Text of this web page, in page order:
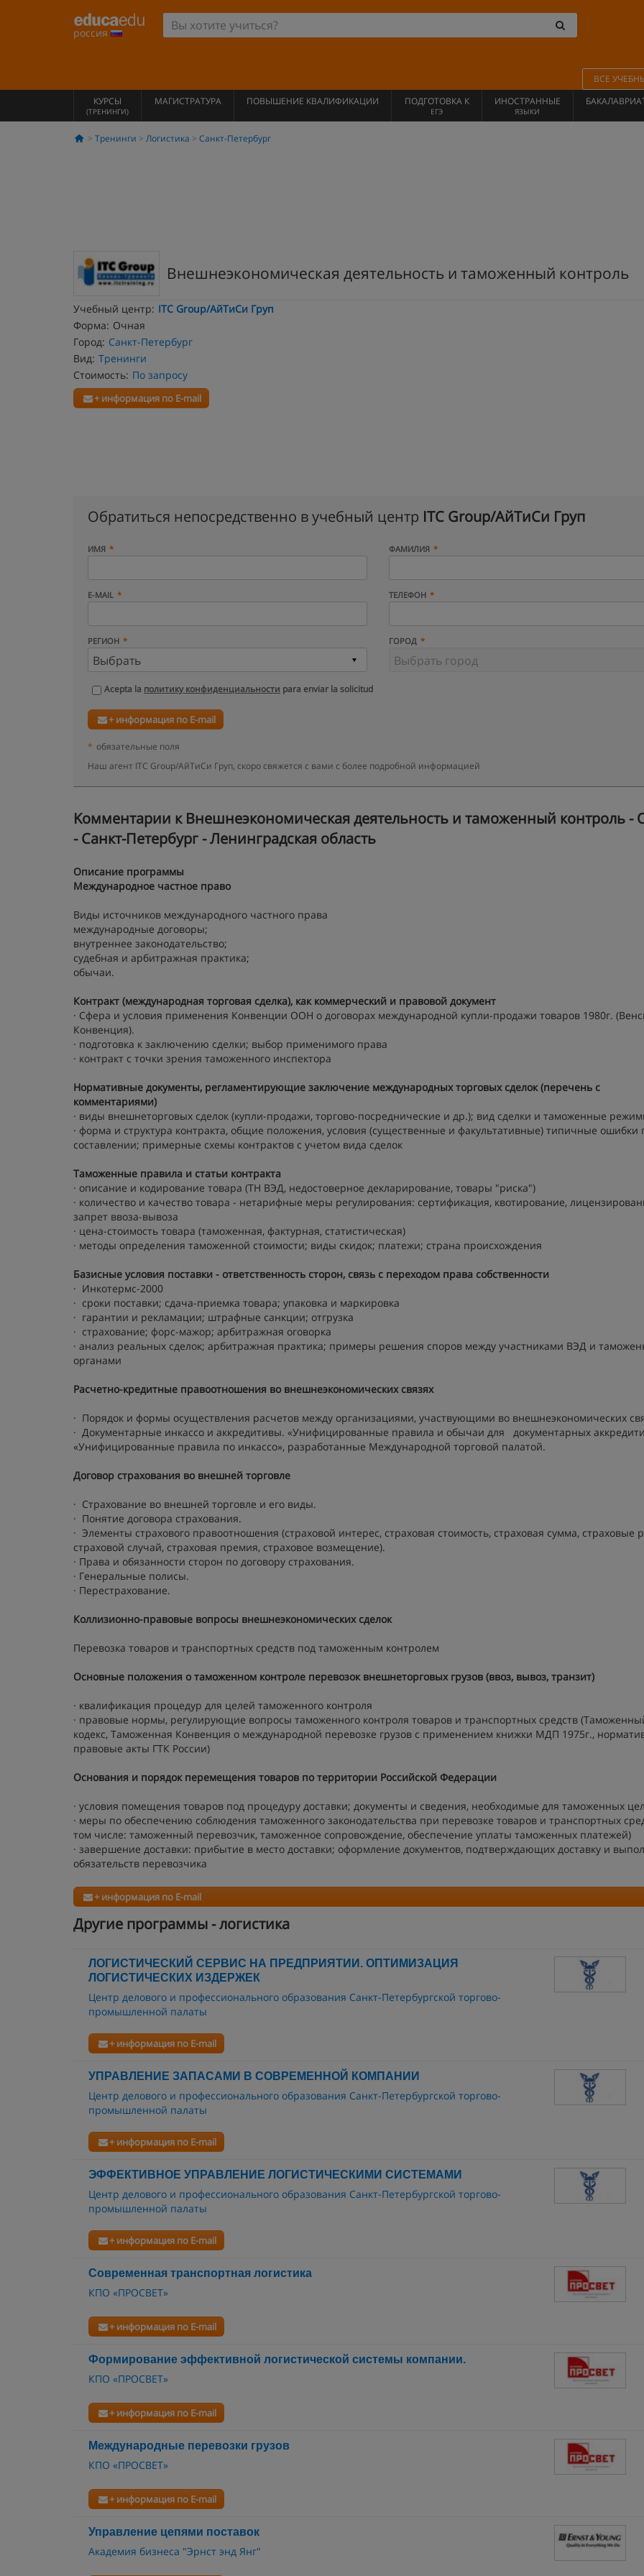
россия
ВСЕ
КУРСЫ
(ТРЕНИНГИ)
МАГИСТРАТУРА ПОВЫШЕНИЕ КВАЛИФИКАЦИИ ПОДГОТОВКА К
ЕГЭ
ИНОСТРАННЫЕ
ЯЗЫКИ
Тренинги Логистика Санкт-Петербург
Внешнеэкономическая деятельность и таможенный контроль
Учебный центр: ITC Group/АйТиСи Груп
Форма: Очная
Город: Санкт-Петербург
Вид: Тренинги
Стоимость: По запросу
+ информация по E-mail
Обратиться непосредственно в учебный центр ITC Group/АйТиСи Груп
ИМЯ ФАМИЛИЯ
E-MAIL ТЕЛЕФОН
РЕГИОН ГОРОД
Acepta la политику конфиденциальности para enviar la solicitud
+ информация по E-mail
* обязательные поля
Наш агент ITC Group/АйТиСи Груп, скоро свяжется с вами с более подробной информацией
Kомментарии к Внешнеэкономическая деятельность и таможенный контроль -
- Санкт-Петербург - Ленинградская область
Описание программы
Международное частное право
Виды источников международного частного права
международные договоры;
внутреннее законодательство;
судебная и арбитражная практика;
обычаи.
Контракт (международная торговая сделка), как коммерческий и правовой документ
· Сфера и условия применения Конвенции ООН о договорах международной купли-продажи товаров 1980г.
Конвенция).
· подготовка к заключению сделки; выбор применимого права
· контракт с точки зрения таможенного инспектора
Нормативные документы, регламентирующие заключение международных торговых сделок (перечень с
комментариями)
· виды внешнеторговых сделок (купли-продажи, торгово-посреднические и др.); вид сделки и таможенные
· форма и структура контракта, общие положения, условия (существенные и факультативные) типичные ошибки
составлении; примерные схемы контрактов с учетом вида сделок
Таможенные правила и статьи контракта
· описание и кодирование товара (ТН ВЭД, недостоверное декларирование, товары "риска")
· количество и качество товара - нетарифные меры регулирования: сертификация, квотирование,
запрет ввоза-вывоза
· цена-стоимость товара (таможенная, фактурная, статистическая)
· методы определения таможенной стоимости; виды скидок; платежи; страна происхождения
Базисные условия поставки - ответственность сторон, связь с переходом права собственности
· Инкотермс-2000
· сроки поставки; сдача-приемка товара; упаковка и маркировка
· гарантии и рекламации; штрафные санкции; отгрузка
· страхование; форс-мажор; арбитражная оговорка
· анализ реальных сделок; арбитражная практика; примеры решения споров между участниками ВЭД и
органами
Расчетно-кредитные правоотношения во внешнеэкономических связях
· Порядок и формы осуществления расчетов между организациями, участвующими во внешнеэкономических
· Документарные инкассо и аккредитивы. «Унифицированные правила и обычаи для документарных
«Унифицированные правила по инкассо», разработанные Международной торговой палатой.
Договор страхования во внешней торговле
· Страхование во внешней торговле и его виды.
· Понятие договора страхования.
· Элементы страхового правоотношения (страховой интерес, страховая стоимость, страховая сумма, страховые
страховой случай, страховая премия, страховое возмещение).
· Права и обязанности сторон по договору страхования.
· Генеральные полисы.
· Перестрахование.
Коллизионно-правовые вопросы внешнеэкономических сделок
Перевозка товаров и транспортных средств под таможенным контролем
Основные положения о таможенном контроле перевозок внешнеторговых грузов (ввоз, вывоз, транзит)
· квалификация процедур для целей таможенного контроля
· правовые нормы, регулирующие вопросы таможенного контроля товаров и транспортных средств
кодекс, Таможенная Конвенция о международной перевозке грузов с применением книжки МДП 1975г.,
правовые акты ГТК России)
Основания и порядок перемещения товаров по территории Российской Федерации
· условия помещения товаров под процедуру доставки; документы и сведения, необходимые для таможенных
· меры по обеспечению соблюдения таможенного законодательства при перевозке товаров и транспортных
том числе: таможенный перевозчик, таможенное сопровождение, обеспечение уплаты таможенных платежей)
· завершение доставки: прибытие в место доставки; оформление документов, подтверждающих доставку и
обязательств перевозчика
+ информация по E-mail
Другие программы - логистика
ЛОГИСТИЧЕСКИЙ СЕРВИС НА ПРЕДПРИЯТИИ. ОПТИМИЗАЦИЯ
ЛОГИСТИЧЕСКИХ ИЗДЕРЖЕК
Центр делового и профессионального образования Санкт-Петербургской торгово-
промышленной палаты
+ информация по E-mail
УПРАВЛЕНИЕ ЗАПАСАМИ В СОВРЕМЕННОЙ КОМПАНИИ
Центр делового и профессионального образования Санкт-Петербургской торгово-
промышленной палаты
+ информация по E-mail
ЭФФЕКТИВНОЕ УПРАВЛЕНИЕ ЛОГИСТИЧЕСКИМИ СИСТЕМАМИ
Центр делового и профессионального образования Санкт-Петербургской торгово-
промышленной палаты
+ информация по E-mail
Современная транспортная логистика
КПО «ПРОСВЕТ»
+ информация по E-mail
Формирование эффективной логистической системы компании.
КПО «ПРОСВЕТ»
+ информация по E-mail
Международные перевозки грузов
КПО «ПРОСВЕТ»
+ информация по E-mail
Управление цепями поставок
Академия бизнеса "Эрнст энд Янг"